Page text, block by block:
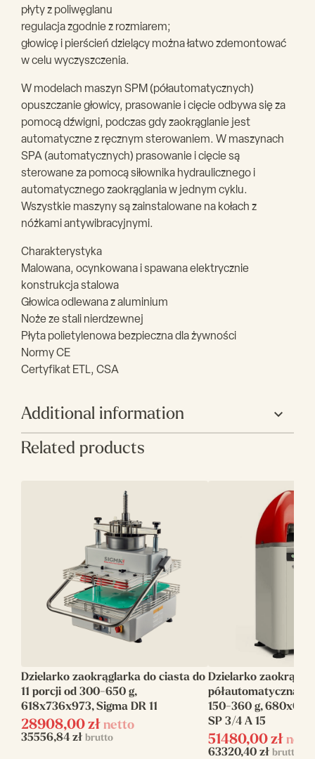
płyty z poliwęglanu
regulacja zgodnie z rozmiarem;
głowicę i pierścień dzielący można łatwo zdemontować
w celu wyczyszczenia.
W modelach maszyn SPM (półautomatycznych)
opuszczanie głowicy, prasowanie i cięcie odbywa się za
pomocą dźwigni, podczas gdy zaokrąglanie jest
automatyczne z ręcznym sterowaniem. W maszynach
SPA (automatycznych) prasowanie i cięcie są
sterowane za pomocą siłownika hydraulicznego i
automatycznego zaokrąglania w jednym cyklu.
Wszystkie maszyny są zainstalowane na kołach z
nóżkami antywibracyjnymi.
Charakterystyka
Malowana, ocynkowana i spawana elektrycznie
konstrukcja stalowa
Głowica odlewana z aluminium
Noże ze stali nierdzewnej
Płyta polietylenowa bezpieczna dla żywności
Normy CE
Certyfikat ETL, CSA
Additional information
Producent Sigma
Wysokość (mm) 2030
Zakres wagi
ciasta (g)
150-360
Ilość porcji ciasta
Moc elektryczna
(kW)
0.50
Zasilanie
Related products
Dzielarko zaokrąglarka do ciasta do
11 porcji od 300-650 g,
618x736x973, Sigma DR 11
28908,00 zł netto
35556,84 zł brutto
Dzielarko
półautomatyczna,
150-360 g,
SP 3/4 A 15
51480,00 zł
63320,40 zł brutto